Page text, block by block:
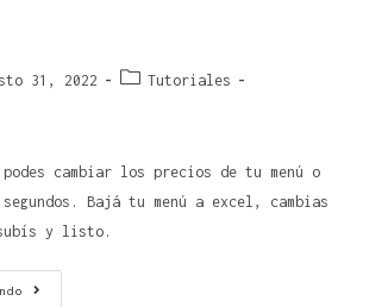
31, 2022
Tutoriales
cambiar los precios de tu menú o
Bajá tu menú a excel, cambias
y listo.